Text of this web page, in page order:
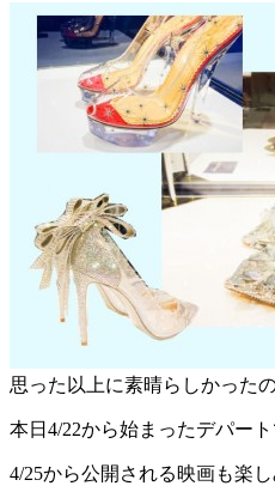
思った以上に素晴らしかった
本日4/22から始まったデパー
4/25から公開される映画も楽